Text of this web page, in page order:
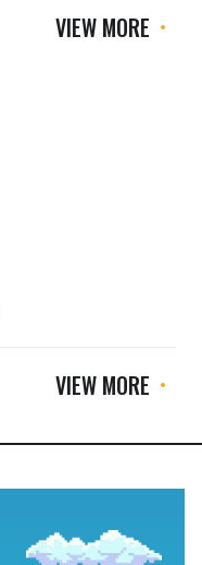
VIEW MORE
VIEW MORE